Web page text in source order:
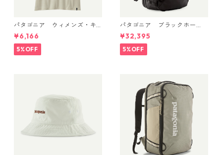
パタゴニア ウィメンズ・キ
ャプリーン・クール・デイリ
ー・シャツ Dyno White 4522
6
¥6,166
5%OFF
パタゴニア ブラックホー
ル・MLC 45L Black w/Black
49307 日本正規品
¥32,395
5%OFF